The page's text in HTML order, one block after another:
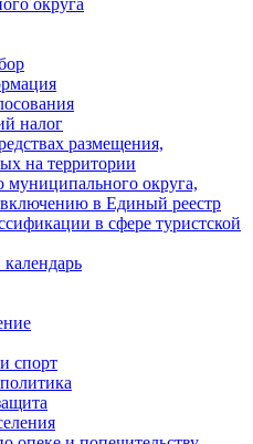
округа
налог
размещения,
на территории
муниципального округа,
в Единый реестр
в сфере туристской
спорт